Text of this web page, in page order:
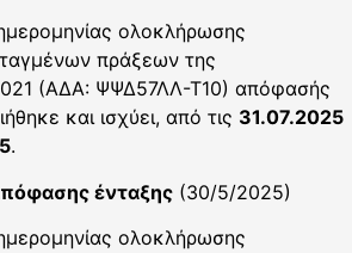
ολοκλήρωσης
πράξεων της
(ΑΔΑ: ΨΨΔ57ΛΛ-Τ10) απόφασής
και ισχύει, από τις 31.07.2025
.
ένταξης (30/5/2025)
ολοκλήρωσης